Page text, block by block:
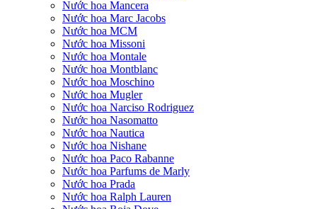
Nước hoa Mancera
Nước hoa Marc Jacobs
Nước hoa MCM
Nước hoa Missoni
Nước hoa Montale
Nước hoa Montblanc
Nước hoa Moschino
Nước hoa Mugler
Nước hoa Narciso Rodriguez
Nước hoa Nasomatto
Nước hoa Nautica
Nước hoa Nishane
Nước hoa Paco Rabanne
Nước hoa Parfums de Marly
Nước hoa Prada
Nước hoa Ralph Lauren